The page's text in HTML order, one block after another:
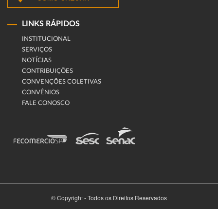
LINKS RÁPIDOS
INSTITUCIONAL
SERVIÇOS
NOTÍCIAS
CONTRIBUIÇÕES
CONVENÇÕES COLETIVAS
CONVÊNIOS
FALE CONOSCO
© Copyright - Todos os Direitos Reservados